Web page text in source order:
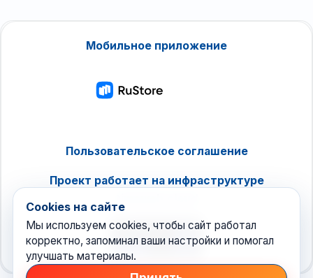
Мобильное приложение
Пользовательское соглашение
Проект работает на инфраструктуре
Cookies на сайте
Мы используем cookies, чтобы сайт работал
корректно, запоминал ваши настройки и помогал
улучшать материалы.